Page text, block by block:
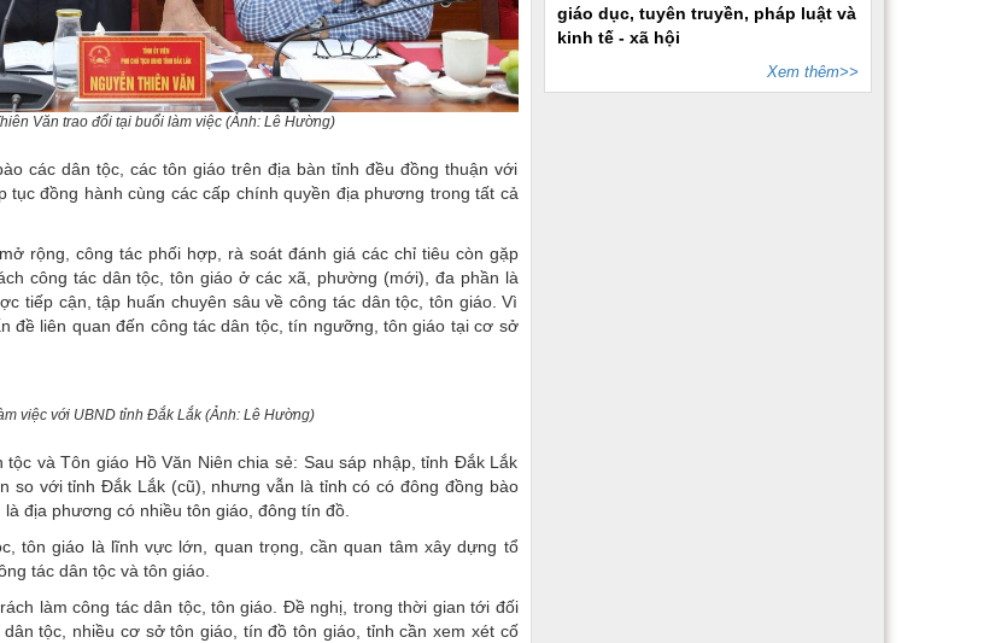
Văn trao đổi tại buổi làm việc (Ảnh: Lê Hường)
các dân tộc, các tôn giáo trên địa bàn tỉnh đều đồng thuận với
đồng hành cùng các cấp chính quyền địa phương trong tất cả
rộng, công tác phối hợp, rà soát đánh giá các chỉ tiêu còn gặp
công tác dân tộc, tôn giáo ở các xã, phường (mới), đa phần là
tiếp cận, tập huấn chuyên sâu về công tác dân tộc, tôn giáo. Vì
đề liên quan đến công tác dân tộc, tín ngưỡng, tôn giáo tại cơ sở
việc với UBND tỉnh Đắk Lắk (Ảnh: Lê Hường)
và Tôn giáo Hồ Văn Niên chia sẻ: Sau sáp nhập, tỉnh Đắk Lắk
so với tỉnh Đắk Lắk (cũ), nhưng vẫn là tỉnh có có đông đồng bào
địa phương có nhiều tôn giáo, đông tín đồ.
tôn giáo là lĩnh vực lớn, quan trọng, cần quan tâm xây dựng tổ
tác dân tộc và tôn giáo.
làm công tác dân tộc, tôn giáo. Đề nghị, trong thời gian tới đối
tộc, nhiều cơ sở tôn giáo, tín đồ tôn giáo, tỉnh cần xem xét cố
giáo dục, tuyên truyền, pháp luật và
kinh tế - xã hội
Xem thêm>>